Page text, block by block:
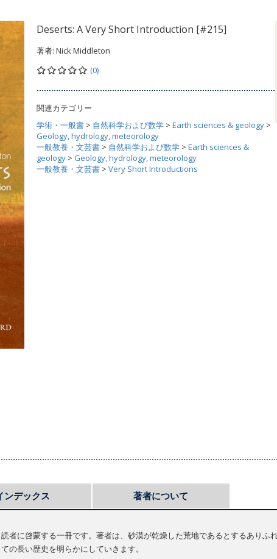
Deserts: A Very Short Introduction [#215]
著者: Nick Middleton
(0)
関連カテゴリー
学術・一般書 > 自然科学および数学 > Earth sciences & geology >
Geology, hydrology, meteorology
一般教養・文芸書 > 自然科学および数学 > Earth sciences &
geology > Geology, hydrology, meteorology
一般教養・文芸書 > Very Short Introductions
ンデックス 著者について
者に啓蒙する一冊です。著者は、砂漠が乾燥した荒地であるとするありふ
の長い歴史を明らかにしていきます。